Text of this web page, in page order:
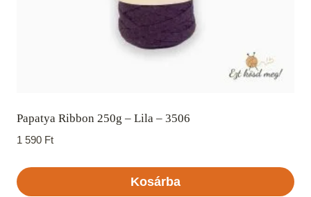
Papatya Ribbon 250g – Lila – 3506
1 590 Ft
Kosárba